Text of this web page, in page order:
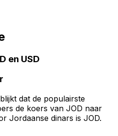
en USD
dat de populairste
de koers van JOD naar
Jordaanse dinars is JOD.